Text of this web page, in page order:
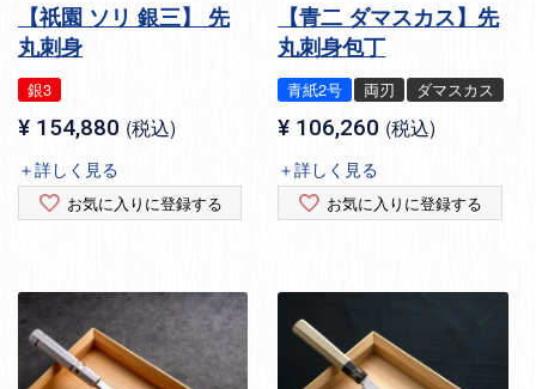
【祇園 ソリ 銀三】 先
丸刺身
銀3
¥ 154,880 税込
＋詳しく見る
お気に入りに登録する
【青二 ダマスカス】先
丸刺身包丁
青紙2号 両刃 ダマスカス
¥ 106,260 税込
＋詳しく見る
お気に入りに登録する